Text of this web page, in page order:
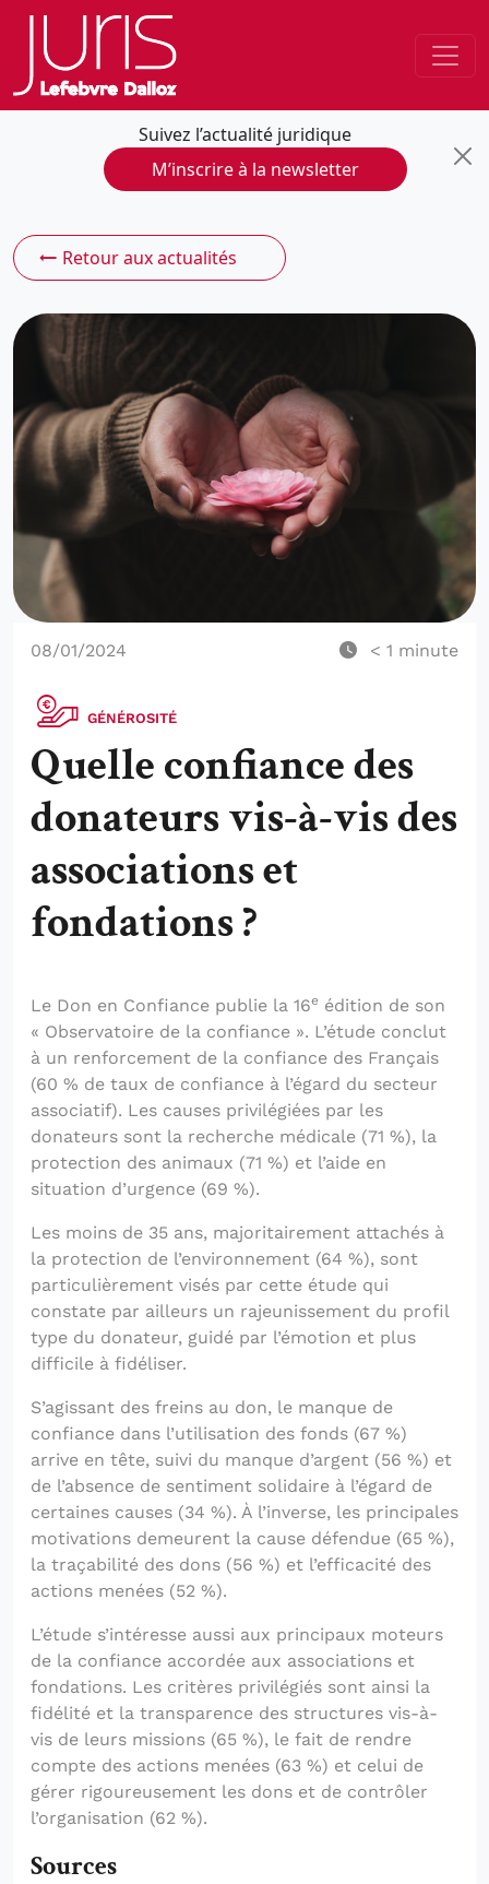
Suivez l’actualité juridique
M’inscrire à la newsletter
Retour aux actualités
08/01/2024 < 1 minute
GÉNÉROSITÉ
Quelle confiance des
donateurs vis-à-vis des
associations et
fondations ?
Le Don en Confiance publie la 16e édition de son
« Observatoire de la confiance ». L’étude conclut
à un renforcement de la confiance des Français
(60 % de taux de confiance à l’égard du secteur
associatif). Les causes privilégiées par les
donateurs sont la recherche médicale (71 %), la
protection des animaux (71 %) et l’aide en
situation d’urgence (69 %).
Les moins de 35 ans, majoritairement attachés à
la protection de l’environnement (64 %), sont
particulièrement visés par cette étude qui
constate par ailleurs un rajeunissement du profil
type du donateur, guidé par l’émotion et plus
difficile à fidéliser.
S’agissant des freins au don, le manque de
confiance dans l’utilisation des fonds (67 %)
arrive en tête, suivi du manque d’argent (56 %) et
de l’absence de sentiment solidaire à l’égard de
certaines causes (34 %). À l’inverse, les principales
motivations demeurent la cause défendue (65 %),
la traçabilité des dons (56 %) et l’efficacité des
actions menées (52 %).
L’étude s’intéresse aussi aux principaux moteurs
de la confiance accordée aux associations et
fondations. Les critères privilégiés sont ainsi la
fidélité et la transparence des structures vis-à-
vis de leurs missions (65 %), le fait de rendre
compte des actions menées (63 %) et celui de
gérer rigoureusement les dons et de contrôler
l’organisation (62 %).
Sources